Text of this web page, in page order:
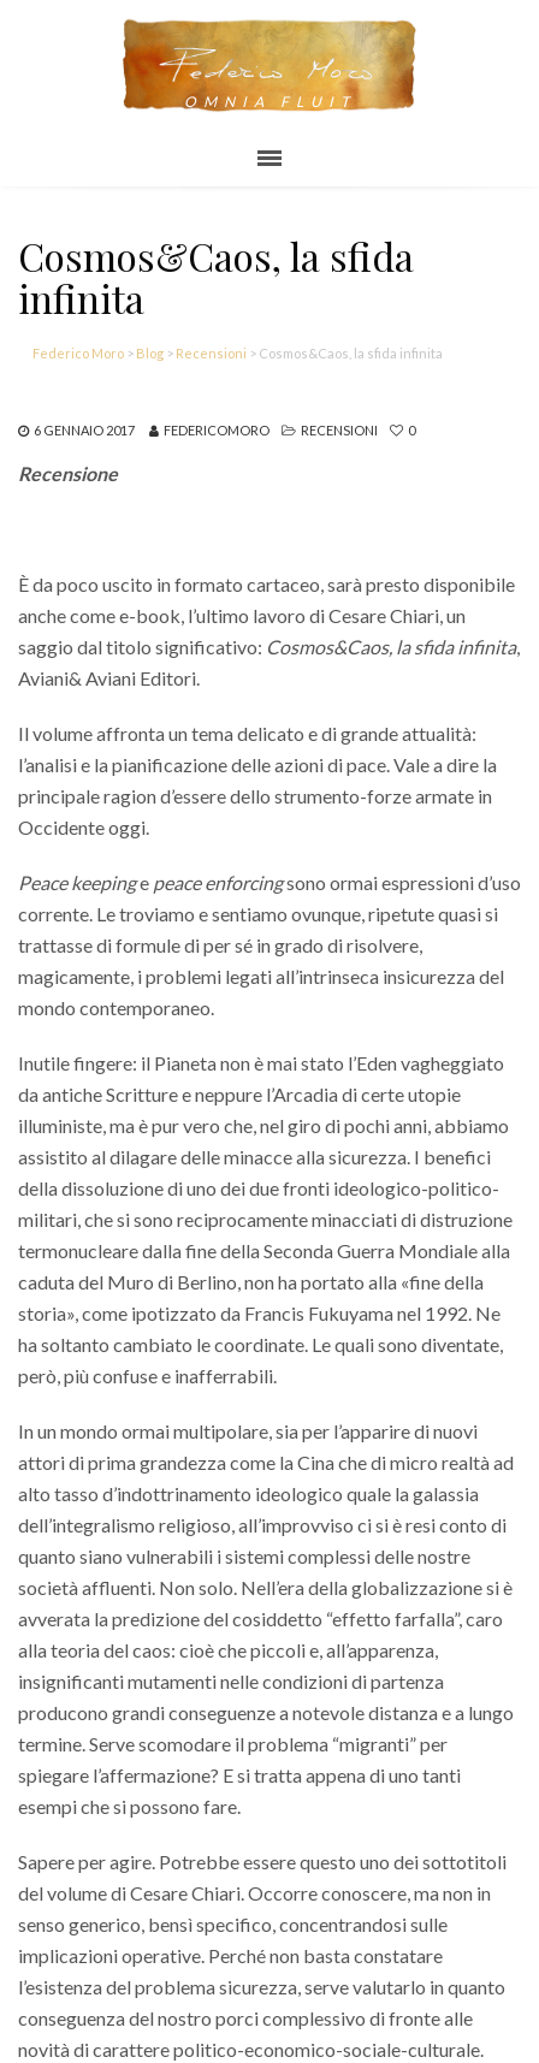
OMNIA FLUIT
Cosmos&Caos, la sfida
infinita
Federico Moro > Blog > Recensioni > Cosmos&Caos, la sfida infinita
6 GENNAIO 2017 FEDERICOMORO RECENSIONI 0
Recensione
È da poco uscito in formato cartaceo, sarà presto disponibile
anche come e-book, l’ultimo lavoro di Cesare Chiari, un
saggio dal titolo significativo: Cosmos&Caos, la sfida infinita,
Aviani& Aviani Editori.
Il volume affronta un tema delicato e di grande attualità:
l’analisi e la pianificazione delle azioni di pace. Vale a dire la
principale ragion d’essere dello strumento-forze armate in
Occidente oggi.
Peace keepinge peace enforcingsono ormai espressioni d’uso
corrente. Le troviamo e sentiamo ovunque, ripetute quasi si
trattasse di formule di per sé in grado di risolvere,
magicamente, i problemi legati all’intrinseca insicurezza del
mondo contemporaneo.
Inutile fingere: il Pianeta non è mai stato l’Eden vagheggiato
da antiche Scritture e neppure l’Arcadia di certe utopie
illuministe, ma è pur vero che, nel giro di pochi anni, abbiamo
assistito al dilagare delle minacce alla sicurezza. I benefici
della dissoluzione di uno dei due fronti ideologico-politico-
militari, che si sono reciprocamente minacciati di distruzione
termonucleare dalla fine della Seconda Guerra Mondiale alla
caduta del Muro di Berlino, non ha portato alla «fine della
storia», come ipotizzato da Francis Fukuyama nel 1992. Ne
ha soltanto cambiato le coordinate. Le quali sono diventate,
però, più confuse e inafferrabili.
In un mondo ormai multipolare, sia per l’apparire di nuovi
attori di prima grandezza come la Cina che di micro realtà ad
alto tasso d’indottrinamento ideologico quale la galassia
dell’integralismo religioso, all’improvviso ci si è resi conto di
quanto siano vulnerabili i sistemi complessi delle nostre
società affluenti. Non solo. Nell’era della globalizzazione si è
avverata la predizione del cosiddetto “effetto farfalla”, caro
alla teoria del caos: cioè che piccoli e, all’apparenza,
insignificanti mutamenti nelle condizioni di partenza
producono grandi conseguenze a notevole distanza e a lungo
termine. Serve scomodare il problema “migranti” per
spiegare l’affermazione? E si tratta appena di uno tanti
esempi che si possono fare.
Sapere per agire. Potrebbe essere questo uno dei sottotitoli
del volume di Cesare Chiari. Occorre conoscere, ma non in
senso generico, bensì specifico, concentrandosi sulle
implicazioni operative. Perché non basta constatare
l’esistenza del problema sicurezza, serve valutarlo in quanto
conseguenza del nostro porci complessivo di fronte alle
novità di carattere politico-economico-sociale-culturale.